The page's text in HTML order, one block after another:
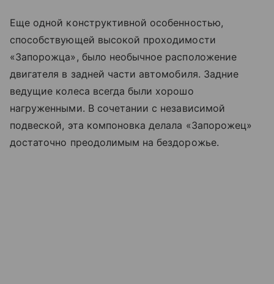
Еще одной конструктивной особенностью,
способствующей высокой проходимости
«Запорожца», было необычное расположение
двигателя в задней части автомобиля. Задние
ведущие колеса всегда были хорошо
нагруженными. В сочетании с независимой
подвеской, эта компоновка делала «Запорожец»
достаточно преодолимым на бездорожье.